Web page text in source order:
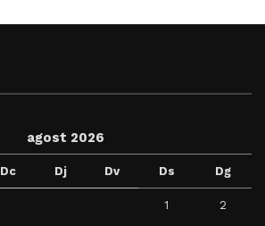
agost 2026
Dc Dj Dv Ds Dg
1 2